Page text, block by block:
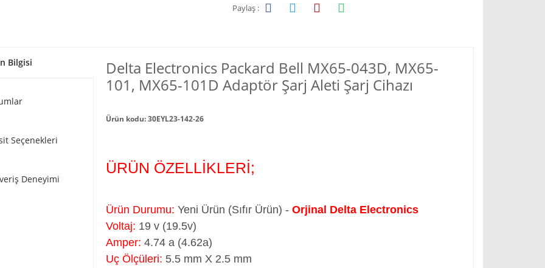
Paylaş :
Bilgisi
Seçenekleri
Deneyimi
Delta Electronics Packard Bell MX65-043D, MX65-
101, MX65-101D Adaptör Şarj Aleti Şarj Cihazı
Ürün kodu: 30EYL23-142-26
ÜRÜN ÖZELLİKLERİ;
Ürün Durumu: Yeni Ürün (Sıfır Ürün) - Orjinal Delta Electronics
Voltaj: 19 v (19.5v)
Amper: 4.74 a (4.62a)
Uç Ölçüleri: 5.5 mm X 2.5 mm